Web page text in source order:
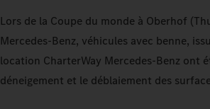
Lors de la Coupe du monde à Oberhof
Mercedes‑Benz, véhicules avec benne,
location CharterWay Mercedes‑Benz ont
déneigement et le déblaiement des